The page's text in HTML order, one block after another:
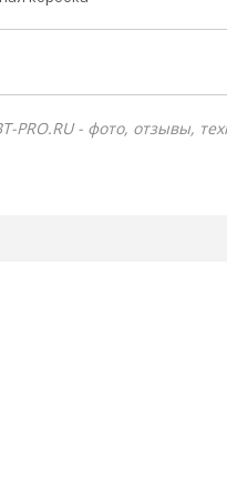
PRO.RU - фото, отзывы,